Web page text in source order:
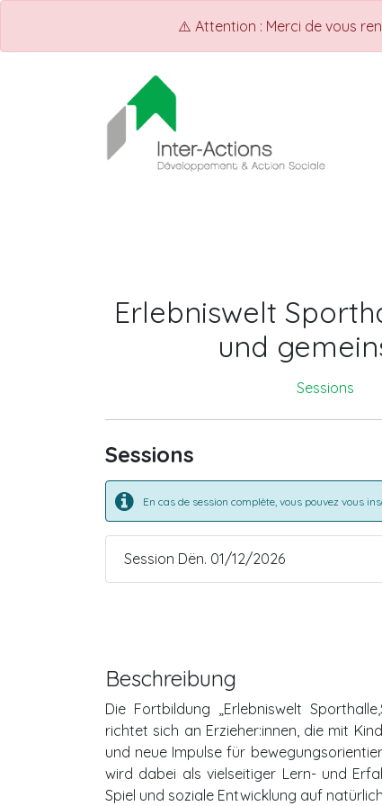
⚠️ Attention : Merci de vous
Erlebniswelt
und
Sessions
Sessions
En cas de session complète, vous pouvez vous
Session Dën. 01/12/2026
Beschreibung
Die Fortbildung „Erlebniswelt
richtet sich an Erzieher:innen, die mit
und neue Impulse für
wird dabei als vielseitiger Lern- und
Spiel und soziale Entwicklung auf